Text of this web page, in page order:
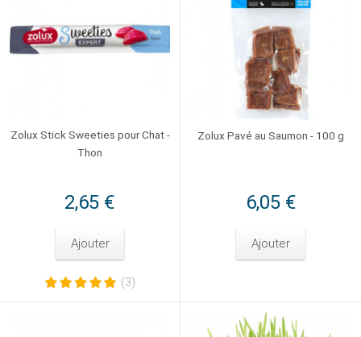
Zolux Stick Sweeties pour Chat -
Thon
2,65 €
Ajouter
(3)
Zolux Pavé au Saumon - 100 g
6,05 €
Ajouter